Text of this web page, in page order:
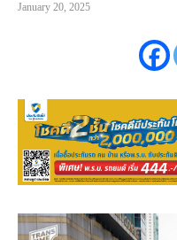
January 20, 2025